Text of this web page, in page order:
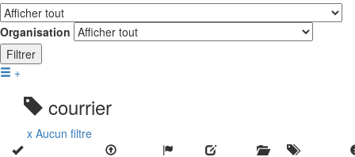
Organisation
Filtrer
+
courrier
x Aucun filtre